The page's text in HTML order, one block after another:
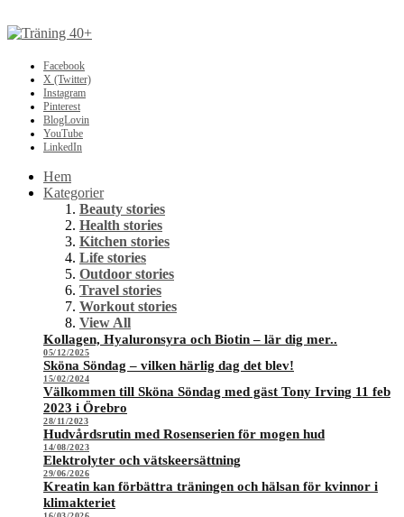
Facebook
X (Twitter)
Instagram
Pinterest
BlogLovin
YouTube
LinkedIn
Hem
Kategorier
Beauty stories
Health stories
Kitchen stories
Life stories
Outdoor stories
Travel stories
Workout stories
View All
Kollagen, Hyaluronsyra och Biotin – lär dig mer..
05/12/2025
Sköna Söndag – vilken härlig dag det blev!
15/02/2024
Välkommen till Sköna Söndag med gäst Tony Irving 11 feb
2023 i Örebro
28/11/2023
Hudvårdsrutin med Rosenserien för mogen hud
14/08/2023
Elektrolyter och vätskeersättning
29/06/2026
Kreatin kan förbättra träningen och hälsan för kvinnor i
klimakteriet